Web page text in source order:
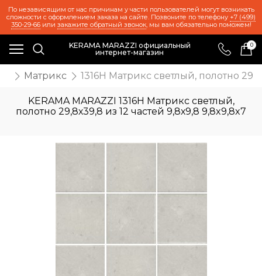
По независящим от нас причинам у части пользователей могут возникать
сложности с оформлением заказа на сайте. Позвоните по телефону +7 (499)
350-29-66или закажите обратный звонок, мы вам обязательно поможем!
KERAMA MARAZZI официальный
интернет-магазин
0
Матрикс 1316H Матрикс светлый, полотно
KERAMA MARAZZI 1316H Матрикс светлый,
полотно 29,8х39,8 из 12 частей 9,8х9,8 9,8x9,8x7